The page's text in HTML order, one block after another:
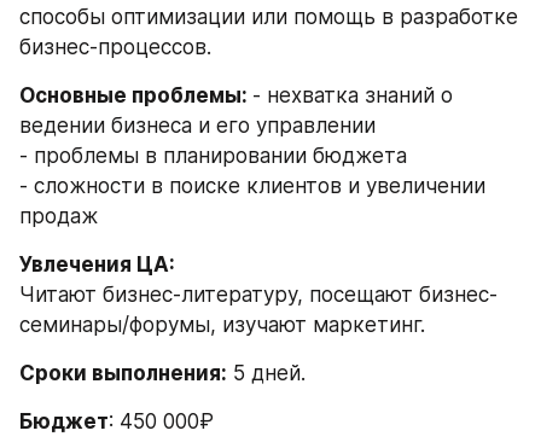
способы оптимизации или помощь в разработке
бизнес-процессов.
Основные проблемы: - нехватка знаний о
ведении бизнеса и его управлении
- проблемы в планировании бюджета
- сложности в поиске клиентов и увеличении
продаж
Увлечения ЦА:
Читают бизнес-литературу, посещают бизнес-
семинары/форумы, изучают маркетинг.
Сроки выполнения: 5 дней.
Бюджет: 450 000₽